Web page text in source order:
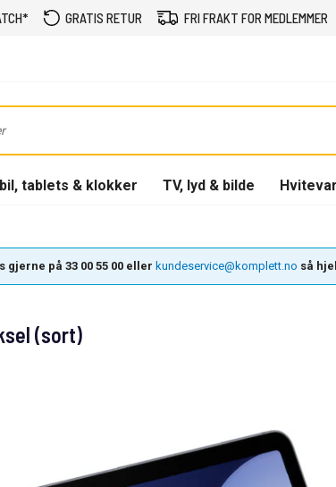
GRATIS RETUR FRI FRAKT FOR MEDLEMMER
tablets & klokker TV, lyd & bilde
på 33 00 55 00 eller kundeservice@komplett.no så
(sort)